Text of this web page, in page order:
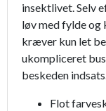
insektlivet. Selv
løv med fylde og
kræver kun let
ukompliceret
beskeden
Flot